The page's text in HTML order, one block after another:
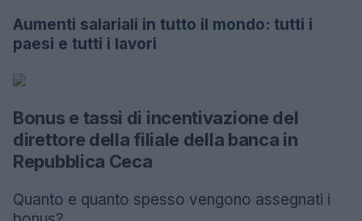
Aumenti salariali in tutto il mondo: tutti i
paesi e tutti i lavori
Bonus e tassi di incentivazione del
direttore della filiale della banca in
Repubblica Ceca
Quanto e quanto spesso vengono assegnati i